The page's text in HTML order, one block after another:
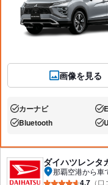
画像を見る
あり:カーナビ あ
あり:Bluetooth あ
ダイハツレンタ
那覇空港から車
4.7 （